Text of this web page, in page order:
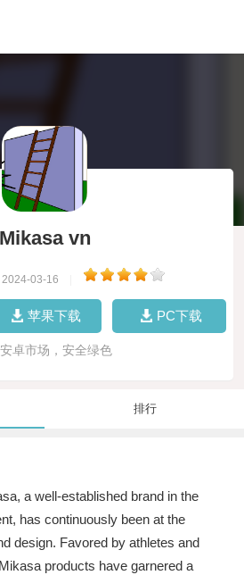
Mikasa vn
2024-03-16
苹果下载 PC下载
安卓市场，安全绿色
排行
a well-established brand in the
has continuously been at the
design. Favored by athletes and
products have garnered a